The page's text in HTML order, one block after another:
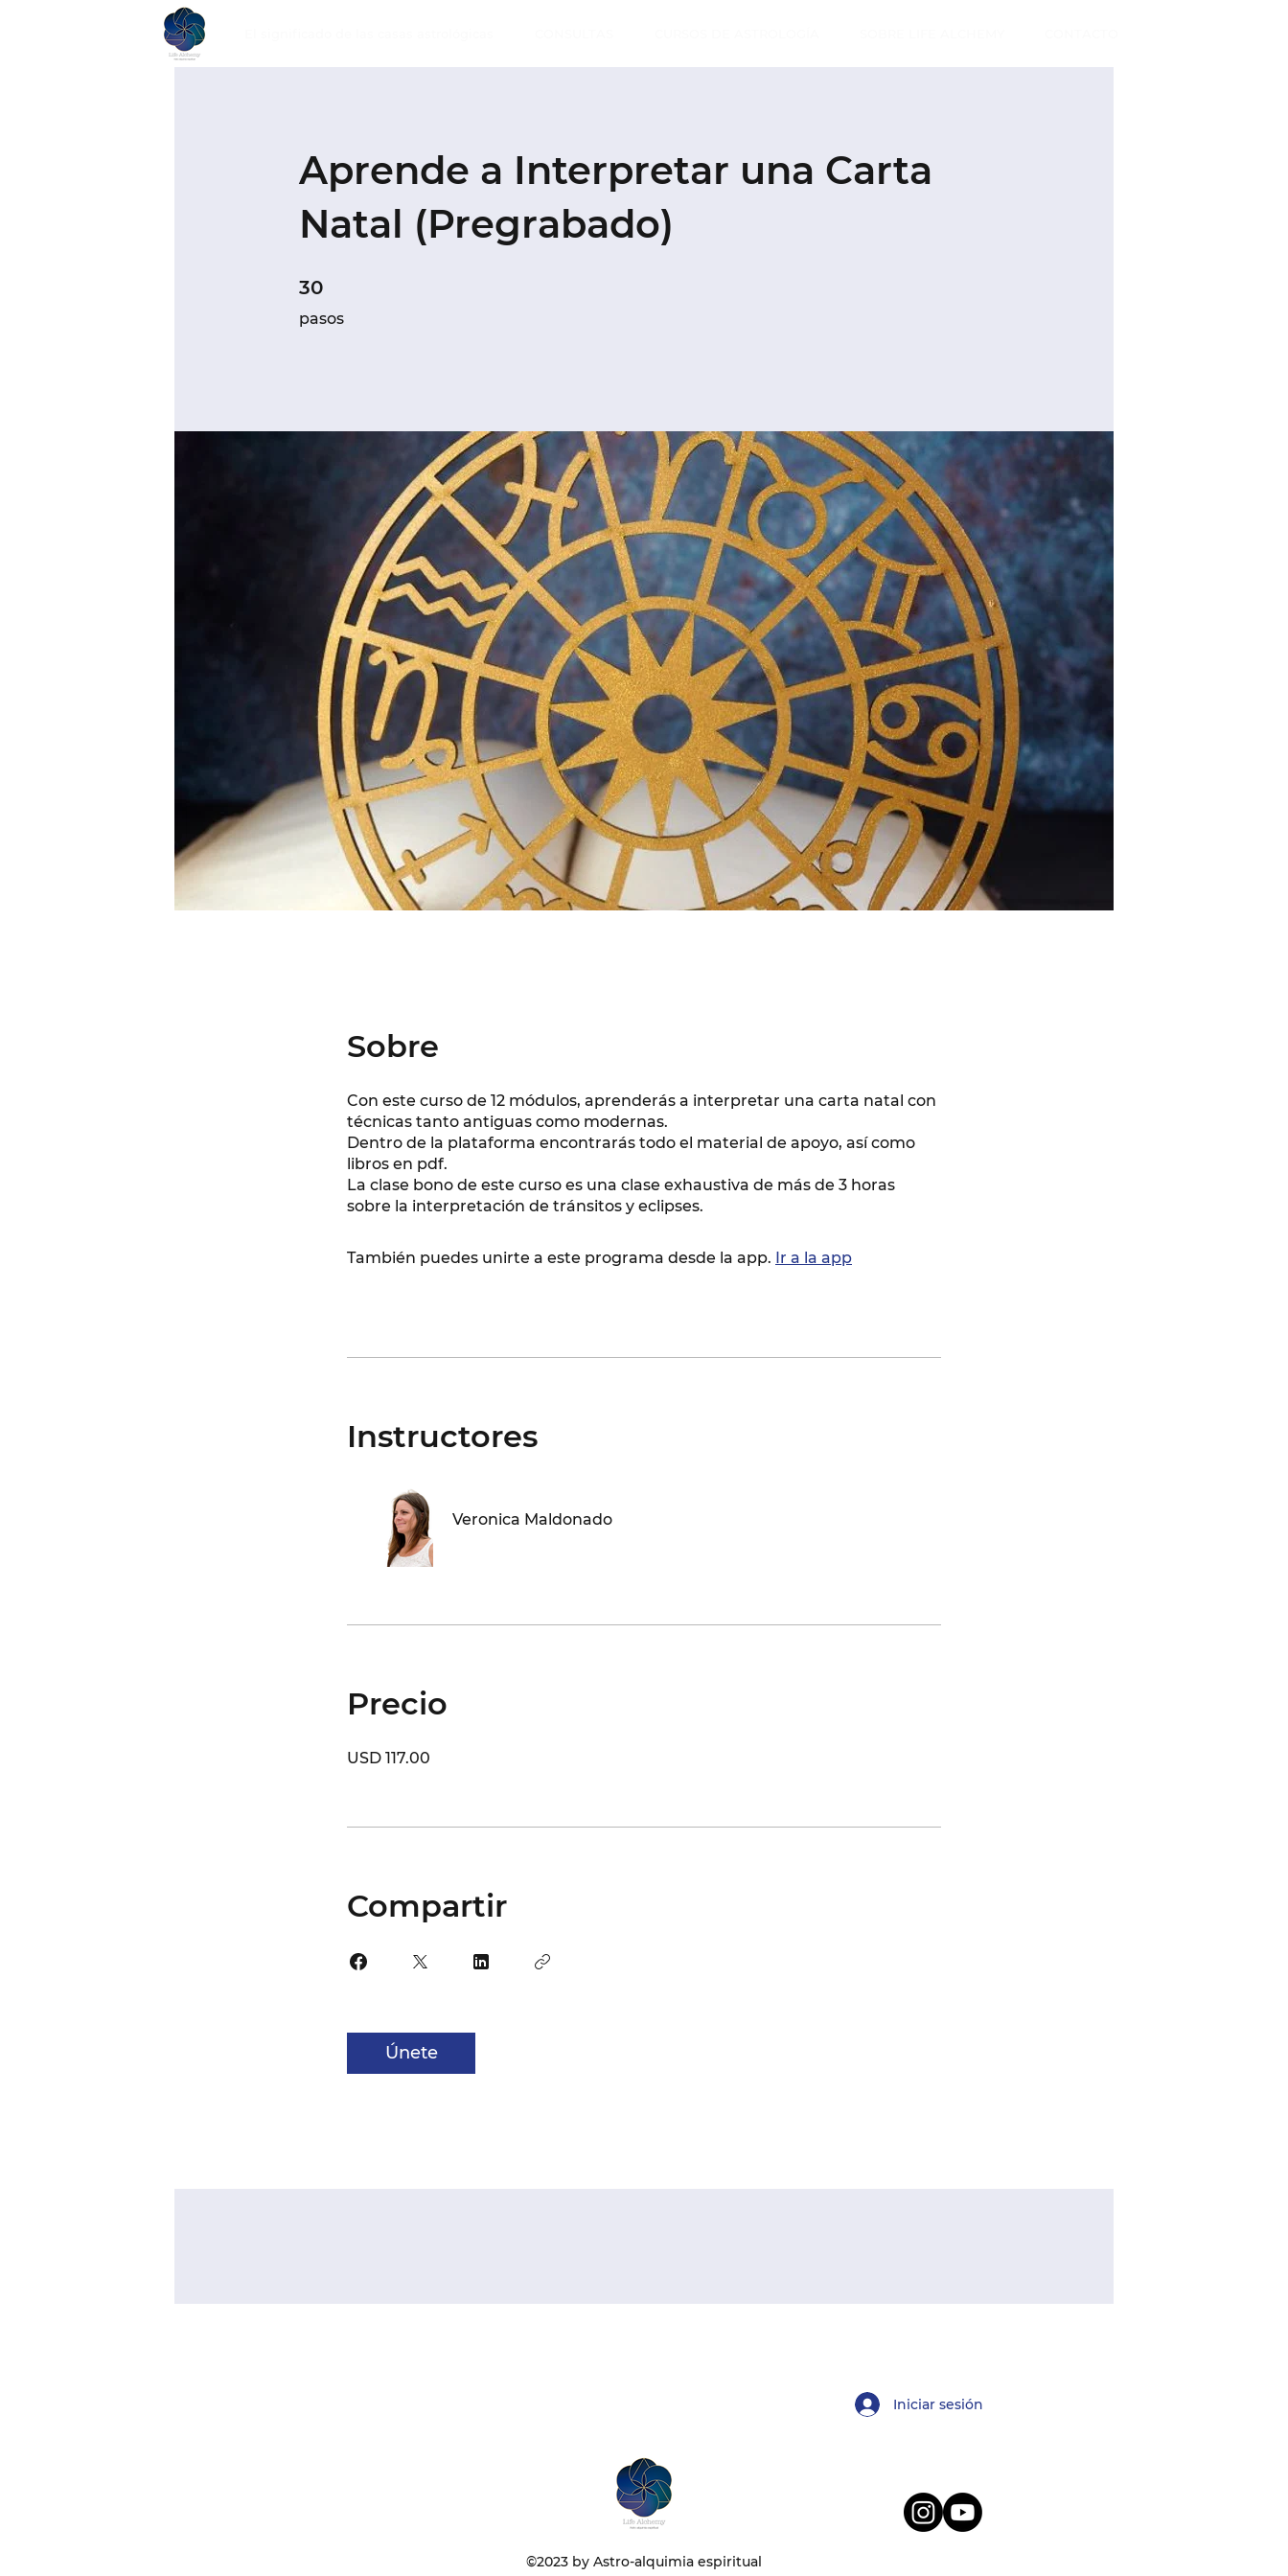
Aprende a Interpretar una Carta
Natal (Pregrabado)
30
pasos
30 pasos
Sobre
Con este curso de 12 módulos, aprenderás a interpretar una carta natal con
técnicas tanto antiguas como modernas.
Dentro de la plataforma encontrarás todo el material de apoyo, así como
libros en pdf.
La clase bono de este curso es una clase exhaustiva de más de 3 horas
sobre la interpretación de tránsitos y eclipses.
También puedes unirte a este programa desde la app. Ir a la app
Instructores
Veronica Maldonado
Precio
USD 117.00
Compartir
Únete
Iniciar sesión
©2023 by Astro-alquimia espiritual